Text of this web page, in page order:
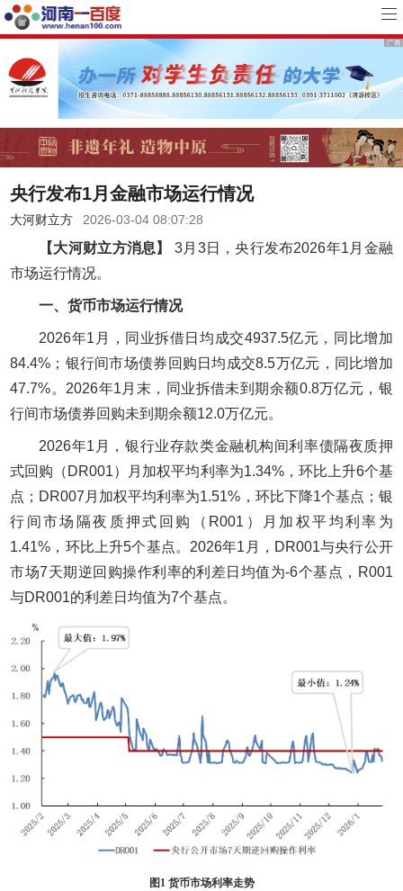
央行发布1月金融市场运行情况
大河财立方 2026-03-04 08:07:28
【大河财立方消息】
3月3日，央行发布2026年1月金融
市场运行情况。
一、货币市场运行情况
2026年1月，同业拆借日均成交4937.5亿元，同比增加
84.4%；银行间市场债券回购日均成交8.5万亿元，同比增加
47.7%。2026年1月末，同业拆借未到期余额0.8万亿元，银
行间市场债券回购未到期余额12.0万亿元。
2026年1月，银行业存款类金融机构间利率债隔夜质押
式回购（DR001）月加权平均利率为1.34%，环比上升6个基
点；DR007月加权平均利率为1.51%，环比下降1个基点；银
行间市场隔夜质押式回购（R001）月加权平均利率为
1.41%，环比上升5个基点。2026年1月，DR001与央行公开
市场7天期逆回购操作利率的利差日均值为-6个基点，R001
与DR001的利差日均值为7个基点。
图1 货币市场利率走势